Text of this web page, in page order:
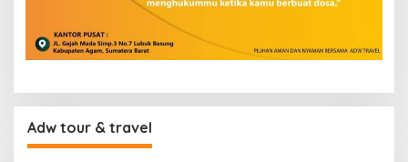
Adw tour & travel